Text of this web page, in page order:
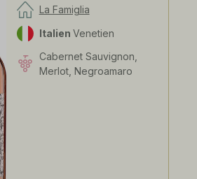
La Famiglia
Italien Venetien
Cabernet Sauvignon,
Merlot, Negroamaro